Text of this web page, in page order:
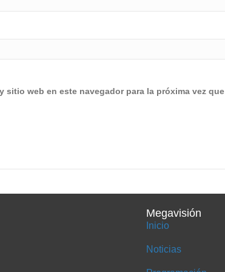
sitio web en este navegador para la próxima vez que
Megavisión
Inicio
Noticias